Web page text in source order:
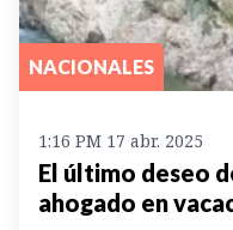
NACIONALES
1:16 PM 17 abr. 2025
El último deseo
ahogado en